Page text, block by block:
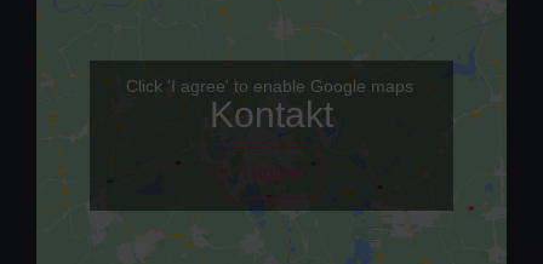
Click 'I agree' to enable Google maps
Kontakt
I agree